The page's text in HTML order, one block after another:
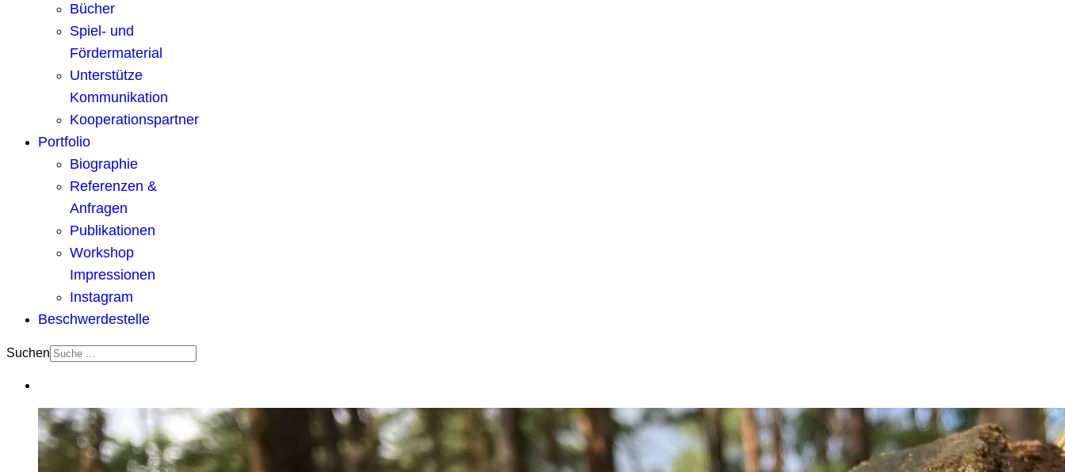
Bücher
Spiel- und
Fördermaterial
Unterstütze
Kommunikation
Kooperationspartner
Portfolio
Biographie
Referenzen &
Anfragen
Publikationen
Workshop
Impressionen
Instagram
Beschwerdestelle
Suchen